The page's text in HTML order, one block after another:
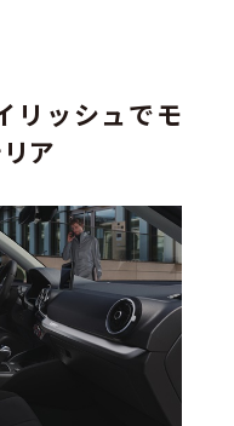
リッシュでモ
ア